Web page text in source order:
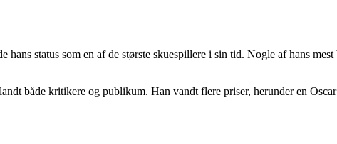
status som en af de største skuespillere i sin tid. Nogle af hans
både kritikere og publikum. Han vandt flere priser, herunder en